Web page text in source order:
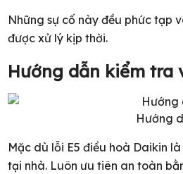
Những sự cố này đều phức tạp
được xử lý kịp thời.
Hướng dẫn kiểm tra
Hướng
Mặc dù lỗi E5 điều hoà Daikin
tại nhà. Luôn ưu tiên an toàn